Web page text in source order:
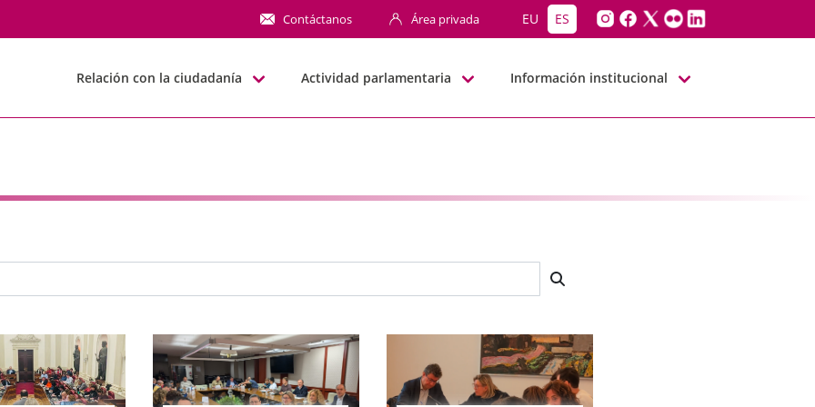
Contáctanos Área privada EU ES
Relación con la ciudadanía Actividad parlamentaria Información institucional
búsqueda